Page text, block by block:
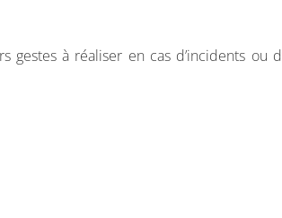
à réaliser en cas d’incidents ou